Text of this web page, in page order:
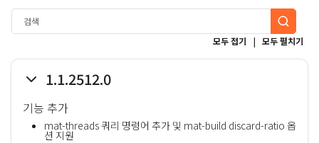
모두 접기 | 모두 펼치기
1.1.2512.0
기능 추가
mat-threads 쿼리 명령어 추가 및 mat-build discard-ratio 옵
션 지원